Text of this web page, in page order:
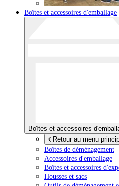
Boîtes et accessoires d'emballage
Boîtes et accessoires
Retour au menu
Boîtes de déménagement
Accessoires d'emballage
Boîtes et accessoires
Housses et sacs